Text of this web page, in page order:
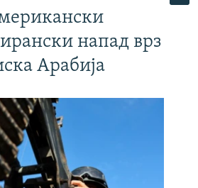
напад врз
Арабија